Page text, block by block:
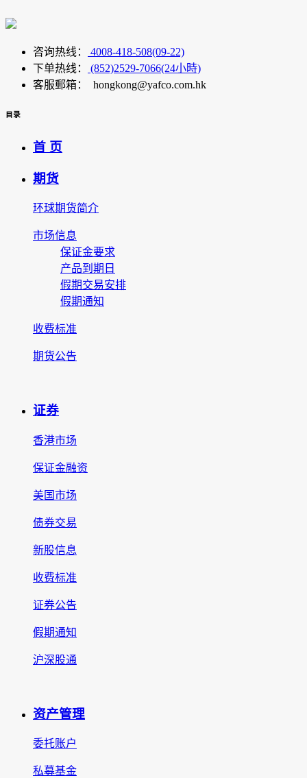
咨询热线：
4008-418-508(09-22)
下单热线：
(852)2529-7066(24小時)
客服郵箱： hongkong@yafco.com.hk
目录
首 页
期货
环球期货简介
市场信息
保证金要求
产品到期日
假期交易安排
假期通知
收费标准
期货公告
证券
香港市场
保证金融资
美国市场
债券交易
新股信息
收费标准
证券公告
假期通知
沪深股通
资产管理
委托账户
私募基金